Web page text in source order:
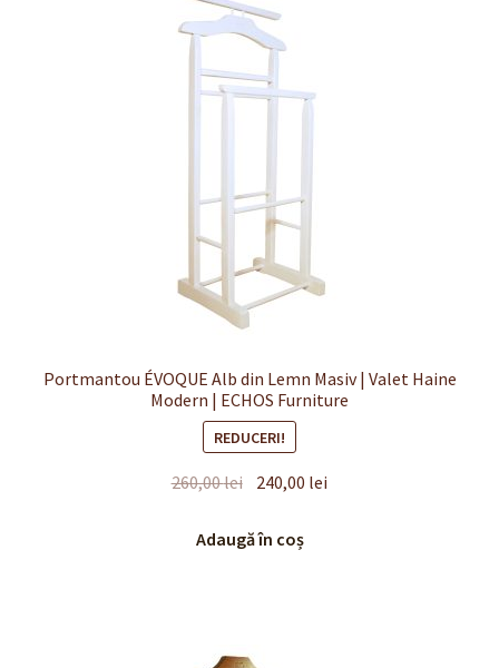
Portmantou ÉVOQUE Alb din Lemn Masiv | Valet Haine
Modern | ECHOS Furniture
REDUCERI!
260,00lei Prețul
a
240,00 lei
Adaugă în coș